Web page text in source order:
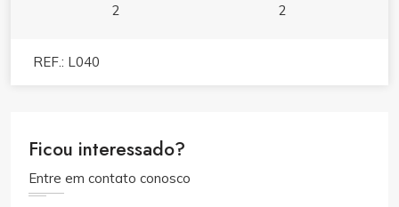
2
2
REF.: L040
Ficou interessado?
Entre em contato conosco